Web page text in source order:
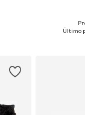
Último